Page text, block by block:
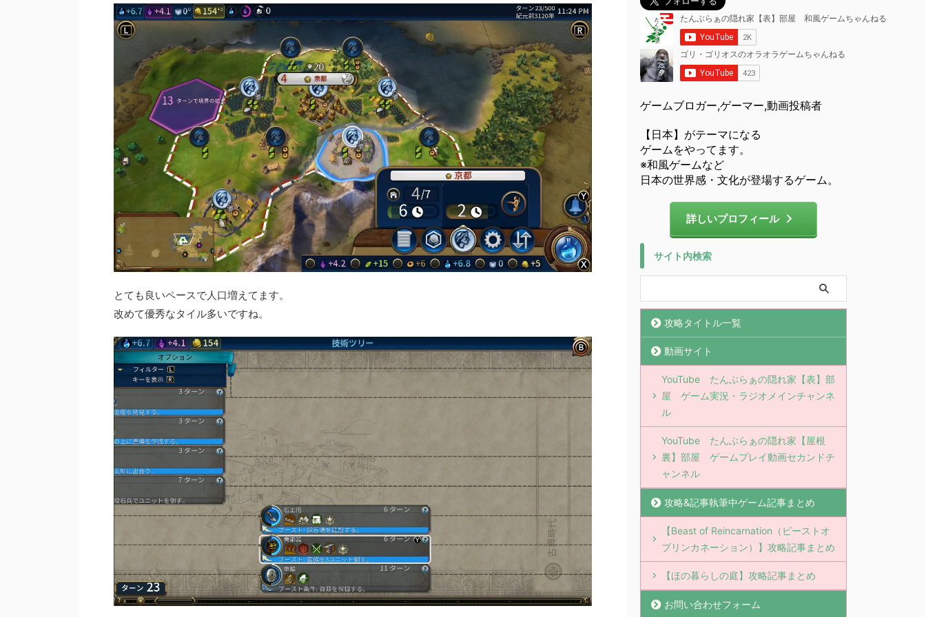
とても良いペースで人口増えてます。
改めて優秀なタイル多いですね。
ゲームブロガー,ゲーマー,動画投稿者
【日本】がテーマになる
ゲームをやってます。
※和風ゲームなど
日本の世界感・文化が登場するゲーム。
詳しいプロフィール
サイト内検索
攻略タイトル一覧
動画サイト
YouTube たんぶらぁの隠れ家【表】部
屋 ゲーム実況・ラジオメインチャンネ
ル
YouTube たんぶらぁの隠れ家【屋根
裏】部屋 ゲームプレイ動画セカンドチ
ャンネル
攻略&記事執筆中ゲーム記事まとめ
【Beast of Reincarnation（ビーストオ
ブリンカネーション）】攻略記事まとめ
【ほの暮らしの庭】攻略記事まとめ
お問い合わせフォーム